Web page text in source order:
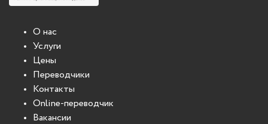
О нас
Услуги
Цены
Переводчики
Контакты
Online-переводчик
Вакансии